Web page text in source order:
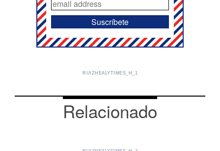
RUIZHEALYTIMES_H_1
Relacionado